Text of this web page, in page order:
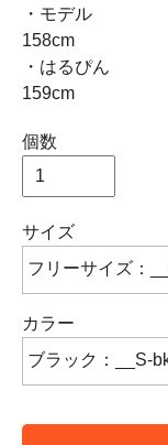
・モデル
158cm
・はるぴん
159cm
個数
サイズ
カラー